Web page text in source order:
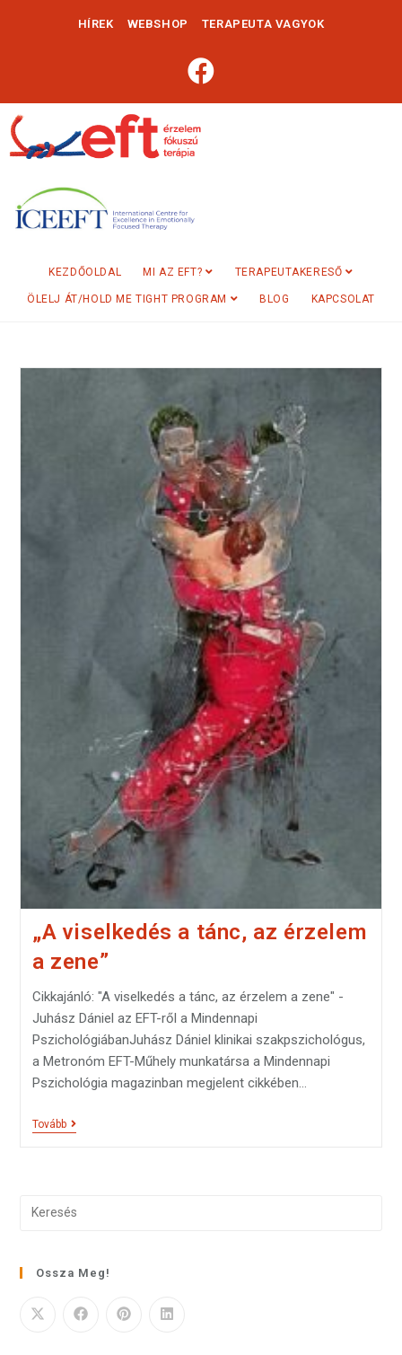
HÍREK WEBSHOP TERAPEUTA VAGYOK
KEZDŐOLDAL MI AZ EFT? TERAPEUTAKERESŐ
ÖLELJ ÁT/HOLD ME TIGHT PROGRAM BLOG KAPCSOLAT
„A viselkedés a tánc, az érzelem
a zene”
Cikkajánló: "A viselkedés a tánc, az érzelem a zene" -
Juhász Dániel az EFT-ről a Mindennapi
PszichológiábanJuhász Dániel klinikai szakpszichológus,
a Metronóm EFT-Műhely munkatársa a Mindennapi
Pszichológia magazinban megjelent cikkében…
Tovább
Ossza Meg!